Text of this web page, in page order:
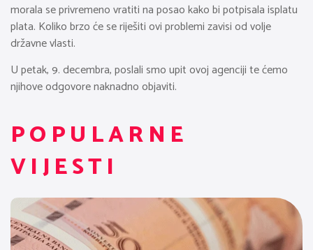
morala se privremeno vratiti na posao kako bi potpisala isplatu
plata. Koliko brzo će se riješiti ovi problemi zavisi od volje
državne vlasti.
U petak, 9. decembra, poslali smo upit ovoj agenciji te ćemo
njihove odgovore naknadno objaviti.
POPULARNE
VIJESTI